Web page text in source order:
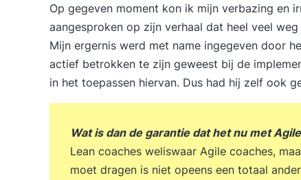
Op gegeven moment kon ik mijn verbazing en
aangesproken op zijn verhaal dat heel veel
Mijn ergernis werd met name ingegeven door
actief betrokken te zijn geweest bij de
in het toepassen hiervan. Dus had hij zelf ook
Wat is dan de garantie dat het nu met
Lean coaches weliswaar Agile coaches,
moet dragen is niet opeens een totaal